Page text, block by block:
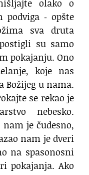
olako o
‐ opšte
sva druta
su samo
pokajanju. Ono
koje nas
Božijeg u nama.
se rekao je
nebesko.
je čudesno,
nam je dveri
na spasonosni
pokajanja. Ako